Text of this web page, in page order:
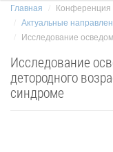
Главная
Конференция
Актуальные
Исследование
Исследование
детородного
синдроме